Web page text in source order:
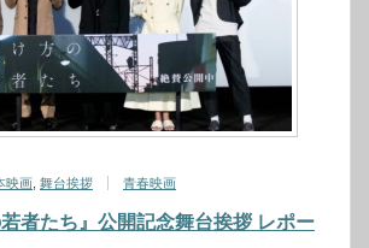
映画 舞台挨拶 青春映画
者たち』公開記念舞台挨拶 レポー